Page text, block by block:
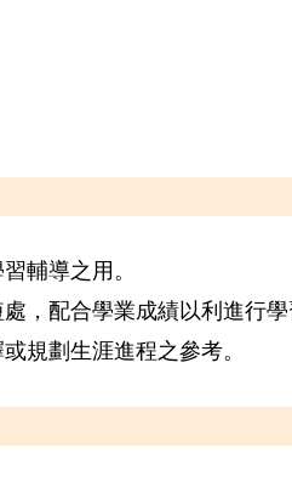
輔導之用。
，配合學業成績以利進行
規劃生涯進程之參考。